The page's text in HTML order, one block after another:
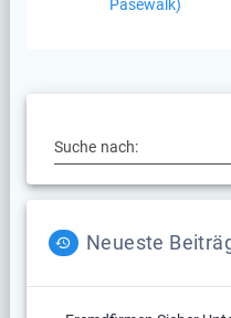
Pasewalk)
Suche nach:
Neueste